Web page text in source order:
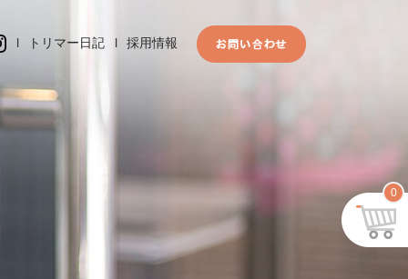
l トリマー日記 l 採用情報
0